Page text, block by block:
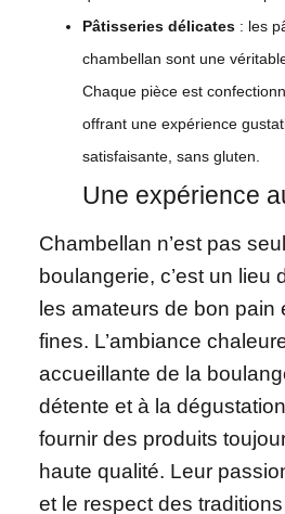
Pâtisseries délicates : les
chambellan sont une
Chaque pièce est
offrant une expérience
satisfaisante, sans gluten.
Une expérience
Chambellan n’est pas
boulangerie, c’est un lieu
les amateurs de bon pain
fines. L’ambiance
accueillante de la
détente et à la
fournir des produits
haute qualité. Leur
et le respect des